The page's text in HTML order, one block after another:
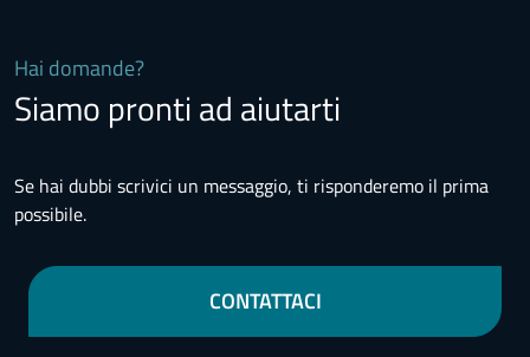
Hai domande?
Siamo pronti ad aiutarti
Se hai dubbi scrivici un messaggio, ti risponderemo il prima
possibile.
CONTATTACI